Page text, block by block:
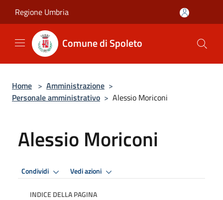
Regione Umbria
Comune di Spoleto
Home > Amministrazione >
Personale amministrativo > Alessio Moriconi
Alessio Moriconi
Condividi Vedi azioni
INDICE DELLA PAGINA